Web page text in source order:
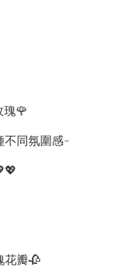
瑰🌹
同氛圍感~
花瓣🥀